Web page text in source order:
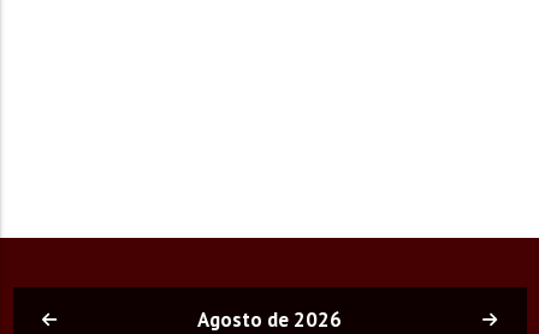
Agosto de 2026